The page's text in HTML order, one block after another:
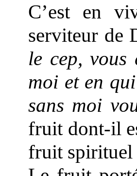
C’est en
serviteur de
le cep, vous
moi et en
sans moi
fruit dont-il
fruit spirituel